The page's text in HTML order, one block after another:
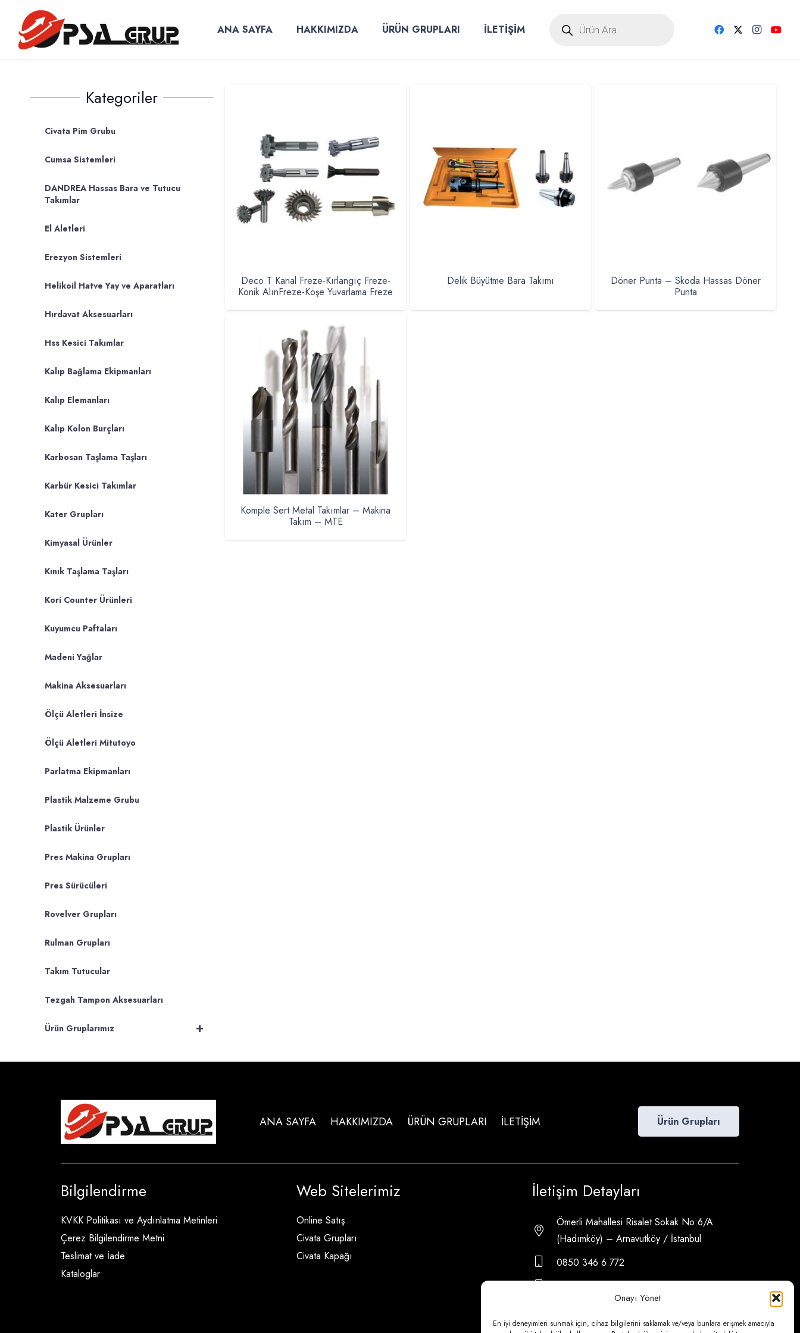
Onayı Yönet
En iyi deneyimleri sunmak için, cihaz bilgilerini saklamak ve/veya bunlara erişmek amacıyla
ANA SAYFA HAKKIMIZDA ÜRÜN GRUPLARI İLETİŞİM search
Kategoriler
Civata Pim Grubu
Cumsa Sistemleri
DANDREA Hassas Bara ve Tutucu
Takımlar
El Aletleri
Erezyon Sistemleri
Helikoil Hatve Yay ve Aparatları
Hırdavat Aksesuarları
Hss Kesici Takımlar
Kalıp Bağlama Ekipmanları
Kalıp Elemanları
Kalıp Kolon Burçları
Karbosan Taşlama Taşları
Karbür Kesici Takımlar
Kater Grupları
Kimyasal Ürünler
Kınık Taşlama Taşları
Kori Counter Ürünleri
Kuyumcu Paftaları
Madeni Yağlar
Makina Aksesuarları
Ölçü Aletleri İnsize
Ölçü Aletleri Mitutoyo
Parlatma Ekipmanları
Plastik Malzeme Grubu
Plastik Ürünler
Pres Makina Grupları
Pres Sürücüleri
Rovelver Grupları
Rulman Grupları
Takım Tutucular
Tezgah Tampon Aksesuarları
+
Ürün Gruplarımız
Deco T Kanal Freze-Kırlangıç Freze-
Konik AlınFreze-Köşe Yuvarlama Freze
Delik Büyütme Bara Takımı
Döner Punta – Skoda Hassas Döner
Punta
Komple Sert Metal Takımlar – Makina
Takım – MTE
ANA SAYFA HAKKIMIZDA ÜRÜN GRUPLARI İLETİŞİM Ürün Grupları
Bilgilendirme
KVKK Politikası ve Aydınlatma Metinleri
Çerez Bilgilendirme Metni
Teslimat ve İade
Kataloglar
Web Sitelerimiz
Online Satış
Civata Grupları
Civata Kapağı
İletişim Detayları
Ömerli Mahallesi Risalet Sokak No:6/A
(Hadımköy) – Arnavutköy / İstanbul
0850 346 6 772